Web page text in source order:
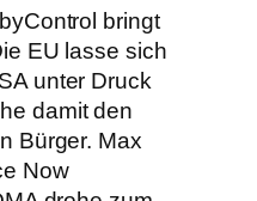
bringt
EU lasse sich
unter Druck
damit den
Bürger. Max
Now